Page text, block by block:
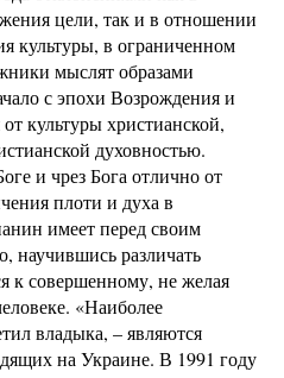
цели, так и в отношении
культуры, в ограниченном
мыслят образами
с эпохи Возрождения и
культуры христианской,
духовностью.
и чрез Бога отлично от
плоти и духа в
имеет перед своим
научившись различать
к совершенному, не желая
«Наиболее
владыка, – являются
на Украине. В 1991 году